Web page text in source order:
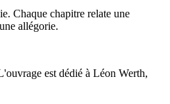
Chaque chapitre relate une
allégorie.
est dédié à Léon Werth,